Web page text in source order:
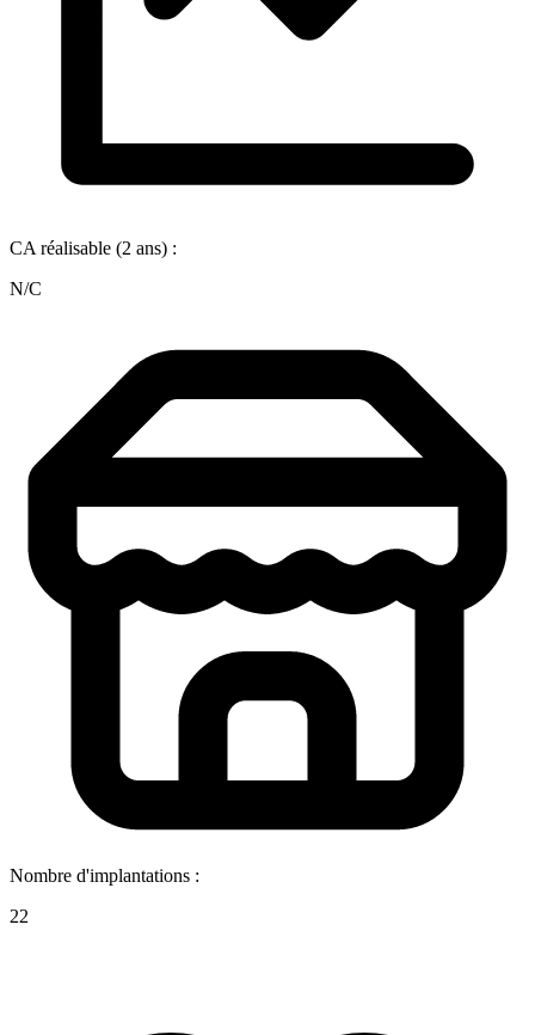
CA réalisable (2 ans) :
N/C
Nombre d'implantations :
22